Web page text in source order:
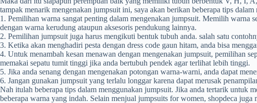
tampak menarik mengenakan jumpsuit ini, saya akan berikan beberapa tips
1. Pemilihan warna sangat penting dalam mengenakan jumpsuit. Memilih warna
dengan warna kerudung ataupun aksesoris pendukung lainnya.
2. Pemilihan jumpsuit juga harus mengikuti bentuk tubuh anda. salah satu
3. Ketika akan menghadiri pesta dengan dress code gaun hitam, anda bisa
4. Untuk menambah kesan menawan dengan mengenakan jumpsuit, pemilihan
memakai sepatu tumit tinggi jika anda bertubuh pendek agar terlihat lebih tinggi.
5. Jika anda senang dengan mengenakan potongan warna-warni, anda dapat
6. Jangan gunakan jumpsuit yang terlalu longgar karena dapat merusak
Nah itulah beberapa tips dalam menggunakan jumpsuit. Jika anda tertarik untuk
beberapa warna yang indah. Selain menjual jumpsuits for women, shopdeca juga